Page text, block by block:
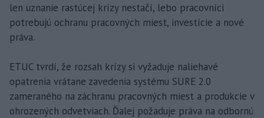
len uznanie rastúcej krízy nestačí, lebo pracovníci
potrebujú ochranu pracovných miest, investície a nové
práva.
ETUC tvrdí, že rozsah krízy si vyžaduje naliehavé
opatrenia vrátane zavedenia systému SURE 2.0
zameraného na záchranu pracovných miest a produkcie v
ohrozených odvetviach. Ďalej požaduje práva na odbornú